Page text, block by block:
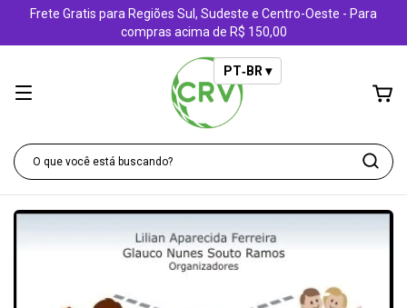
Frete Gratis para Regiões Sul, Sudeste e Centro-Oeste - Para
compras acima de R$ 150,00
PT‑BR ▾